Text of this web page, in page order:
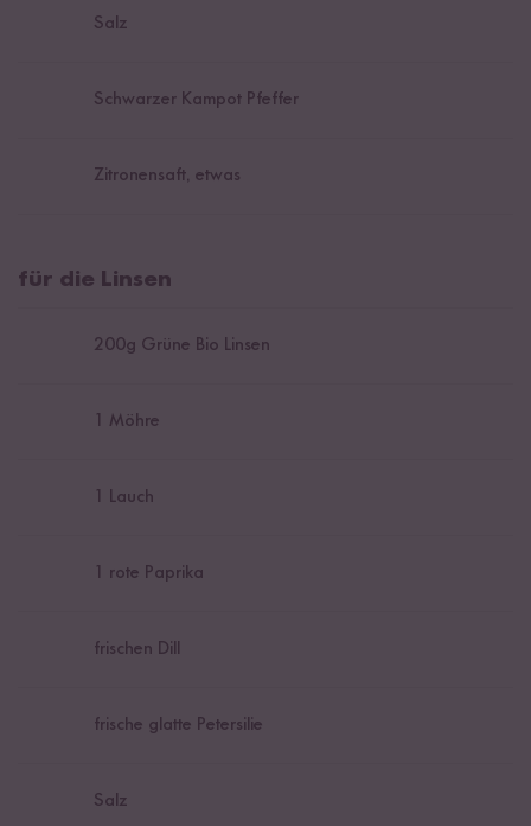
Salz
Schwarzer Kampot Pfeffer
Zitronensaft, etwas
für die Linsen
200g Grüne Bio Linsen
1 Möhre
1 Lauch
1 rote Paprika
frischen Dill
frische glatte Petersilie
Salz